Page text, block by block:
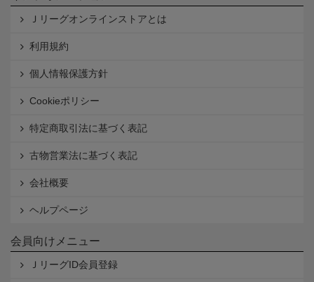
Ｊリーグオンラインストアとは
利用規約
個人情報保護方針
Cookieポリシー
特定商取引法に基づく表記
古物営業法に基づく表記
会社概要
ヘルプページ
会員向けメニュー
ＪリーグID会員登録